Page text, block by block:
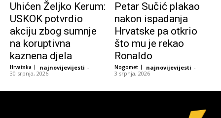
Uhićen Željko Kerum:
USKOK potvrdio
akciju zbog sumnje
na koruptivna
kaznena djela
Hrvatska najnovijevijesti -
30 srpnja, 2026
Petar Sučić plakao
nakon ispadanja
Hrvatske pa otkrio
što mu je rekao
Ronaldo
Nogomet najnovijevijesti -
3 srpnja, 2026